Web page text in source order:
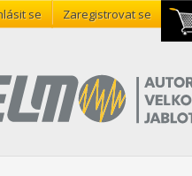
se Zaregistrovat se